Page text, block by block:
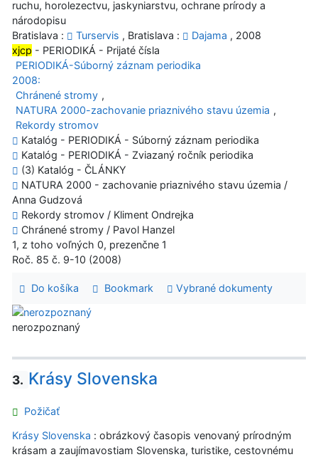
ruchu, horolezectvu, jaskyniarstvu, ochrane prírody a
národopisu
Bratislava :
Turservis , Bratislava : Dajama , 2008
xjcp - PERIODIKÁ - Prijaté čísla
PERIODIKÁ-Súborný záznam periodika
2008:
Chránené stromy ,
NATURA 2000-zachovanie priaznivého stavu územia ,
Rekordy stromov
Katalóg - PERIODIKÁ - Súborný záznam periodika
Katalóg - PERIODIKÁ - Zviazaný ročník periodika
(3) Katalóg - ČLÁNKY
NATURA 2000 - zachovanie priaznivého stavu územia /
Anna Gudzová
Rekordy stromov / Kliment Ondrejka
Chránené stromy / Pavol Hanzel
1, z toho voľných 0, prezenčne 1
Roč. 85 č. 9-10 (2008)
Do košíka Bookmark Vybrané dokumenty
nerozpoznaný
3. Krásy Slovenska
Požičať
Krásy Slovenska : obrázkový časopis venovaný prírodným
krásam a zaujímavostiam Slovenska, turistike, cestovnému